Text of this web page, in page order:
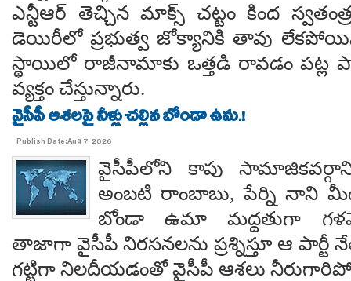
ఎన్టీఆర్ తెచ్చిన మాక్స్ చట్టం కింద
డెయిరీలో ప్రభుత్వ జోక్యానికి తావు
స్థాయిలో రాజీనామాకు ఒత్తడి రావడం పట్ల
వ్యక్తం చేస్తున్నారు.
వైసీపీ ఆశలపై నీళ్లు చల్లిన బోండా ఉమ.!
Publish Date:Aug 7, 2026
వైసీపీలోని కాపు
అంబటి రాంబాబు, పేర్ని నాని
బోండా ఉమా మద్దతుగా
తాజాగా వైసీపీ నిరసనలను ప్రశ్నిస్తూ ఆ
గట్టిగా నిలదీయడంతో వైసీపీ ఆశలు